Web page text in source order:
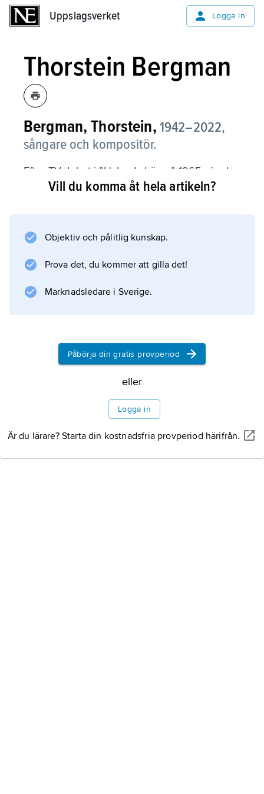
Uppslagsverket Logga in
Thorstein Bergman
Bergman, Thorstein, 1942–2022,
sångare och kompositör.
Efter TV-debut i ”Hylands hörna” 1965 gjorde
Thorstein Bergman sig känd som vissångare.
Vill du komma åt hela artikeln?
Objektiv och pålitlig kunskap.
Prova det, du kommer att gilla det!
Marknadsledare i Sverige.
Påbörja din gratis provperiod
eller
Logga in
Är du lärare? Starta din kostnadsfria provperiod härifrån.